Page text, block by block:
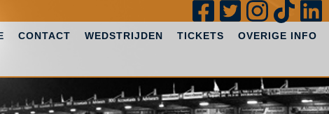
CONTACT WEDSTRIJDEN TICKETS OVERIGE INFO